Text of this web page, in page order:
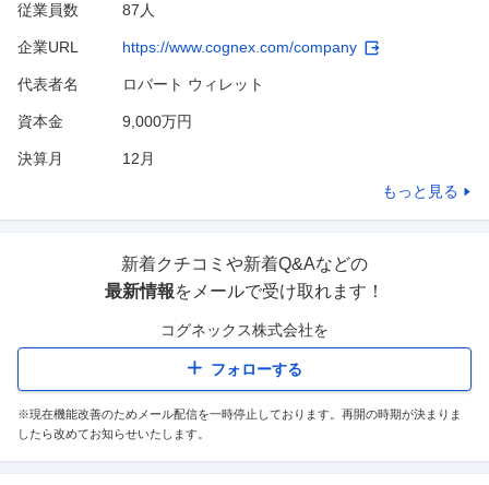
従業員数 87人
企業URL https://www.cognex.com/company
代表者名 ロバート ウィレット
資本金 9,000万円
決算月 12 月
もっと見る
新着クチコミや新着Q&Aなどの
最新情報をメールで受け取れます！
コグネックス株式会社を
フォローする
※現在機能改善のためメール配信を一時停止しております。再開の時期が決まりま
したら改めてお知らせいたします。